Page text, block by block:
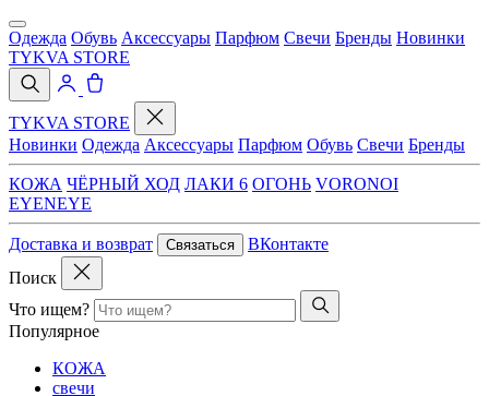
Одежда Обувь Аксессуары Парфюм Свечи Бренды Новинки
TYKVA STORE
TYKVA STORE
Новинки Одежда Аксессуары Парфюм Обувь Свечи Бренды
КОЖА ЧЁРНЫЙ ХОД ЛАКИ 6 ОГОНЬ VORONOI
EYENEYE
Доставка и возврат Связаться
ВКонтакте
Поиск
Что ищем?
Популярное
КОЖА
свечи